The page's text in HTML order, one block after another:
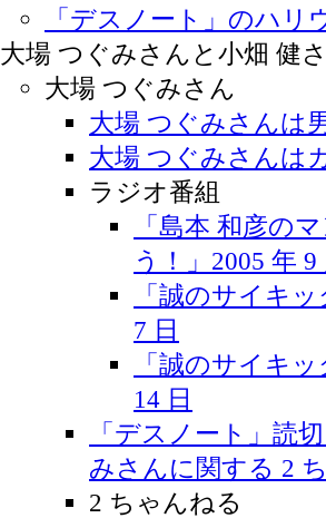
「デスノート」のハリ
大場 つぐみさんと小畑 健
大場 つぐみさん
大場 つぐみさんは
大場 つぐみさんは
ラジオ番組
「島本 和彦の
う！」2005 年 9
「誠のサイキ
7 日
「誠のサイキ
14 日
「デスノート」読
みさんに関する 2
2 ちゃんねる